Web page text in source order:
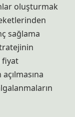
oluşturmak
sağlama
fiyat